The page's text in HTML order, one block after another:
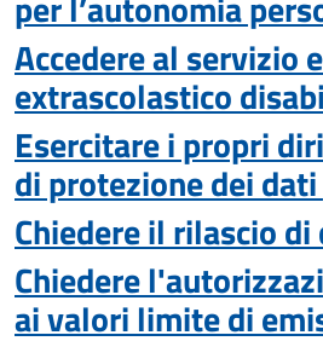
Accedere al servizio
extrascolastico
Esercitare i propri
di protezione dei
Chiedere il rilascio di
Chiedere
ai valori limite di